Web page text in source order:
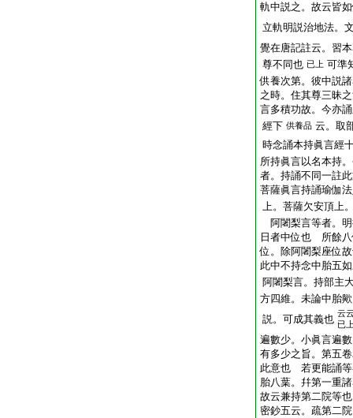
軌中説之。故云皆
立軌明説治地法。
覺在唐記註云。習
尊不同也 已上 可準
供養次第。彼中説
之時。住其尊三昧
言多積功故。今亦
經下 供養品 云。取
時念誦本持眞言經
所持眞言以名本持
者。持誦不同一註
菩薩眞言持誦瑜伽
上。菩薩欠安頂上
阿闍梨言等者。
日者中位也 所餘
位。除阿闍梨座位
此中不持念中胎五
阿闍梨言。持部主
方四維。未論中胎
説。可成其義也 云
已
遍數少。小眞言遍
有多少之旨。第五
此意也 若更能誦等
胎八葉。幷第一重
故云兼持第二院等
密鈔五云。疏第二